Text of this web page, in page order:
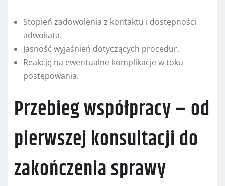
Stopień zadowolenia z kontaktu i dostępności
adwokata.
Jasność wyjaśnień dotyczących procedur.
Reakcję na ewentualne komplikacje w toku
postępowania.
Przebieg współpracy – od
pierwszej konsultacji do
zakończenia sprawy